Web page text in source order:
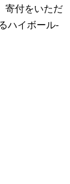
寄付をいただ
ハイボール‐